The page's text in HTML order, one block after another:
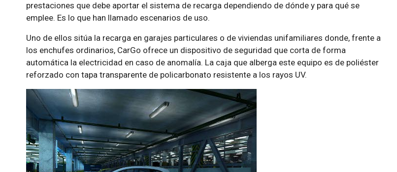
prestaciones que debe aportar el sistema de recarga dependiendo de dónde y para qué se
emplee. Es lo que han llamado escenarios de uso.
Uno de ellos sitúa la recarga en garajes particulares o de viviendas unifamiliares donde, frente a
los enchufes ordinarios, CarGo ofrece un dispositivo de seguridad que corta de forma
automática la electricidad en caso de anomalía. La caja que alberga este equipo es de poliéster
reforzado con tapa transparente de policarbonato resistente a los rayos UV.